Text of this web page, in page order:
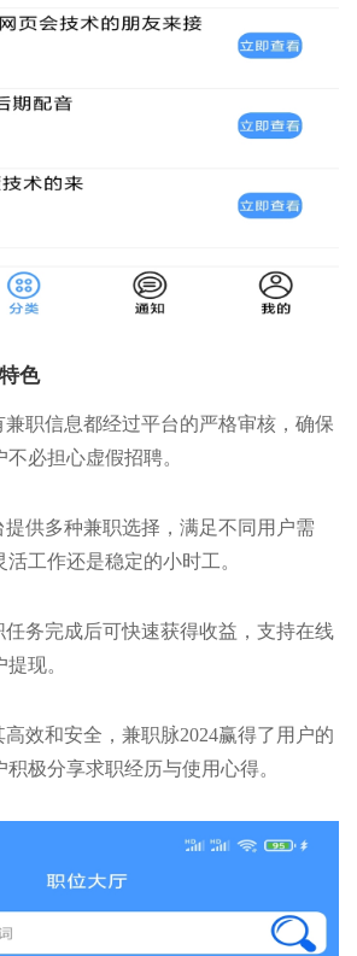
色
兼职信息都经过平台的严格审核，确保
必担心虚假招聘。
供多种兼职选择，满足不同用户需
工作还是稳定的小时工。
务完成后可快速获得收益，支持在线
现。
效和安全，兼职脉2024赢得了用户的
极分享求职经历与使用心得。